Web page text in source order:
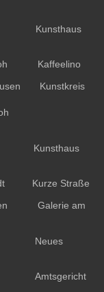
Kunsthaus
Kaffeelino
Kunstkreis
Kunsthaus
Straße
Galerie am
Neues